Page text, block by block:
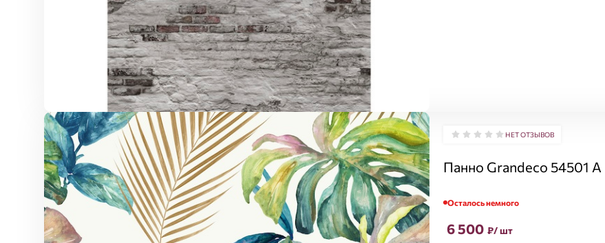
НЕТ ОТЗЫВОВ
Панно Grandeco 54501 A
Осталось немного
6 500 ₽/ шт